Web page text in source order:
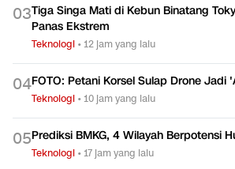
03Tiga Singa Mati di Kebun Binatang
Panas Ekstrem
Teknologi •12 jam yang lalu
04FOTO: Petani Korsel Sulap Drone Jadi
Teknologi •10 jam yang lalu
05Prediksi BMKG, 4 Wilayah Berpotensi
Teknologi •17 jam yang lalu